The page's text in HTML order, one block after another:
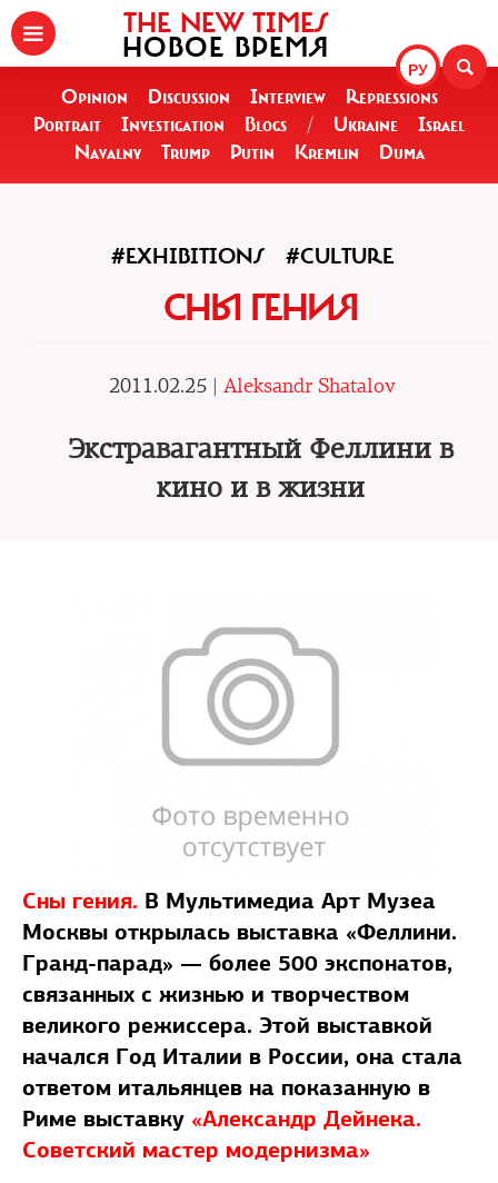
РУ
THE NEW TIMES
НОВОЕ ВРЕМЯ
Opinion Discussion Interview
Repressions
Portrait
Investigation Blogs / Ukraine
Israel
Navalny
Trump Putin Kremlin Duma
#EXHIBITIONS #CULTURE
СНЫ ГЕНИЯ
2011.02.25 | Aleksandr Shatalov
Экстравагантный Феллини в
кино и в жизни
Сны гения. В Мультимедиа Арт Музеа
Москвы открылась выставка «Феллини.
Гранд-парад» — более 500 экспонатов,
связанных с жизнью и творчеством
великого режиссера. Этой выставкой
начался Год Италии в России, она стала
ответом итальянцев на показанную в
Риме выставку «Александр Дейнека.
Советский мастер модернизма»